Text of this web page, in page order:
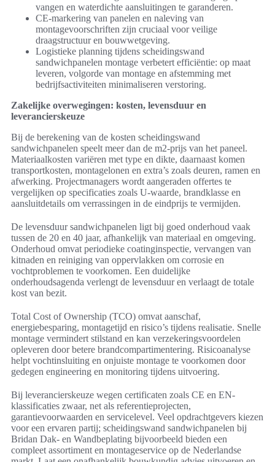
vangen en waterdichte aansluitingen te garanderen.
CE-markering van panelen en naleving van
montagevoorschriften zijn cruciaal voor veilige
draagstructuur en bouwwetgeving.
Logistieke planning tijdens scheidingswand
sandwichpanelen montage verbetert efficiëntie: op maat
leveren, volgorde van montage en afstemming met
bedrijfsactiviteiten minimaliseren verstoring.
Zakelijke overwegingen: kosten, levensduur en
leverancierskeuze
Bij de berekening van de kosten scheidingswand
sandwichpanelen speelt meer dan de m2-prijs van het paneel.
Materiaalkosten variëren met type en dikte, daarnaast komen
transportkosten, montagelonen en extra’s zoals deuren, ramen en
afwerking. Projectmanagers wordt aangeraden offertes te
vergelijken op specificaties zoals U-waarde, brandklasse en
aansluitdetails om verrassingen in de eindprijs te vermijden.
De levensduur sandwichpanelen ligt bij goed onderhoud vaak
tussen de 20 en 40 jaar, afhankelijk van materiaal en omgeving.
Onderhoud omvat periodieke coatinginspectie, vervangen van
kitnaden en reiniging van oppervlakken om corrosie en
vochtproblemen te voorkomen. Een duidelijke
onderhoudsagenda verlengt de levensduur en verlaagt de totale
kost van bezit.
Total Cost of Ownership (TCO) omvat aanschaf,
energiebesparing, montagetijd en risico’s tijdens realisatie. Snelle
montage vermindert stilstand en kan verzekeringsvoordelen
opleveren door betere brandcompartimentering. Risicoanalyse
helpt vochtinsluiting en onjuiste montage te voorkomen door
gedegen engineering en monitoring tijdens uitvoering.
Bij leverancierskeuze wegen certificaten zoals CE en EN-
klassificaties zwaar, net als referentieprojecten,
garantievoorwaarden en servicelevel. Veel opdrachtgevers kiezen
voor een ervaren partij; scheidingswand sandwichpanelen bij
Bridan Dak- en Wandbeplating bijvoorbeeld bieden een
compleet assortiment en montageservice op de Nederlandse